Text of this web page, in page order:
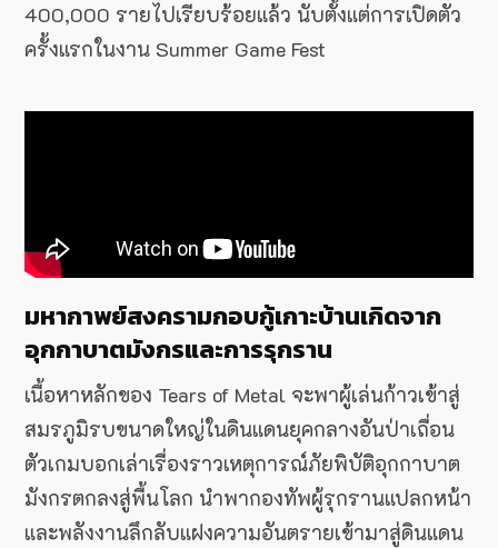
400,000 รายไปเรียบร้อยแล้ว นับตั้งแต่การเปิดตัว
ครั้งแรกในงาน Summer Game Fest
มหากาพย์สงครามกอบกู้เกาะบ้านเกิดจาก
อุกกาบาตมังกรและการรุกราน
เนื้อหาหลักของ Tears of Metal จะพาผู้เล่นก้าวเข้าสู่
สมรภูมิรบขนาดใหญ่ในดินแดนยุคกลางอันป่าเถื่อน
ตัวเกมบอกเล่าเรื่องราวเหตุการณ์ภัยพิบัติอุกกาบาต
มังกรตกลงสู่พื้นโลก นำพากองทัพผู้รุกรานแปลกหน้า
และพลังงานลึกลับแฝงความอันตรายเข้ามาสู่ดินแดน